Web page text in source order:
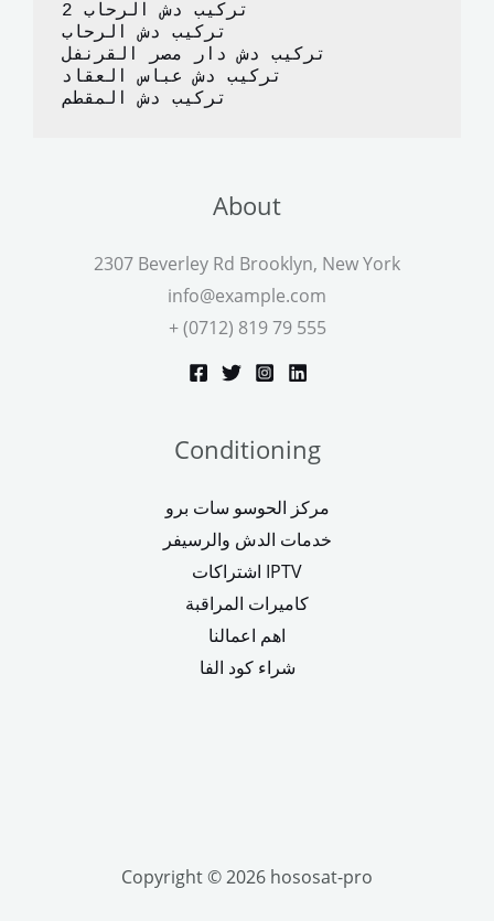
تركيب دش الرحاب 2
تركيب دش الرحاب
تركيب دش دار مصر القرنفل
تركيب دش عباس العقاد
تركيب دش المقطم
About
2307 Beverley Rd Brooklyn, New York
info@example.com
+ (0712) 819 79 555
Conditioning
مركز الحوسو سات برو
خدمات الدش والرسيفر
اشتراكات IPTV
كاميرات المراقبة
اهم اعمالنا
شراء كود الفا
Copyright © 2026 hososat-pro